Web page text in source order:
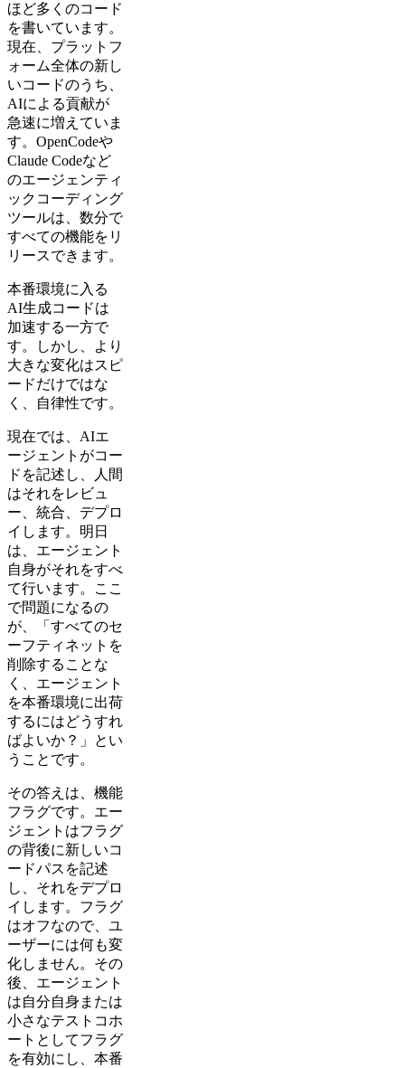
ほど多くのコード
を書いています。
現在、プラットフ
ォーム全体の新し
いコードのうち、
AIによる貢献が
急速に増えていま
す。OpenCodeや
Claude Codeなど
のエージェンティ
ックコーディング
ツールは、数分で
すべての機能をリ
リースできます。
本番環境に入る
AI生成コードは
加速する一方で
す。しかし、より
大きな変化はスピ
ードだけではな
く、自律性です。
現在では、AIエ
ージェントがコー
ドを記述し、人間
はそれをレビュ
ー、統合、デプロ
イします。明日
は、エージェント
自身がそれをすべ
て行います。ここ
で問題になるの
が、「すべてのセ
ーフティネットを
削除することな
く、エージェント
を本番環境に出荷
するにはどうすれ
ばよいか？」とい
うことです。
その答えは、機能
フラグです。エー
ジェントはフラグ
の背後に新しいコ
ードパスを記述
し、それをデプロ
イします。フラグ
はオフなので、ユ
ーザーには何も変
化しません。その
後、エージェント
は自分自身または
小さなテストコホ
ートとしてフラグ
を有効にし、本番